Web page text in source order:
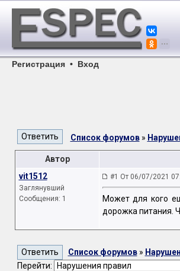
Регистрация • Вход
Список форумов»
Автор
vit1512
Заглянувший
Сообщения: 1
#1 От 06/07/2021
Может для кого
дорожка питания.
Список форумов»
Перейти: